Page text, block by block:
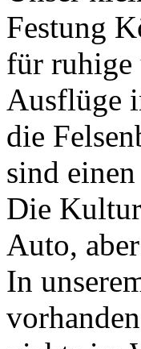
Festung
für ruhige
Ausflüge
die
sind
Die
Auto,
In